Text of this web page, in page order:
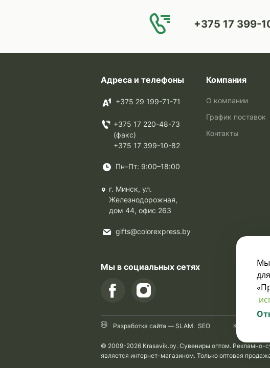
+375 17 399-
Адреса и телефоны
+375 29 199-71-71
+375 17 220-48-73
(факс)
+375 17 399-10-82
Пн–Пт: 9:00–18:00
г. Минск, ул.
Железнодорожная,
дом 44, офис 263
gifts@colorexpress.by
Компания
О компании
График поставок
Контакты
Мы в социальных сетях
Карта сайта
© 2009-2026 Krasavik.by. Сувениры оптом. Рекламно-
является интернет-магазином. Только оптовая
Разработка сайта — SLAM. SEO
Мы